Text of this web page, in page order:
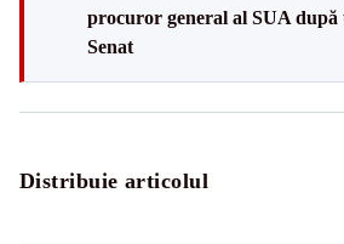
procuror general al SUA
Senat
Distribuie articolul